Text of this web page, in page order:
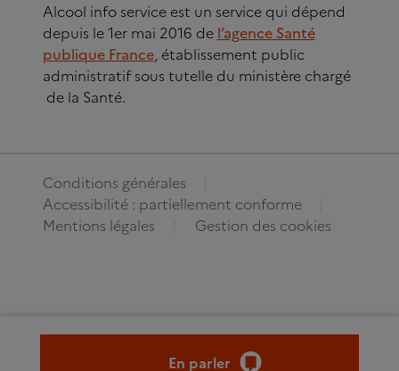
En parler
Alcool info service est un service qui dépend
depuis le 1er mai 2016 de l’agence Santé
publique France, établissement public
administratif sous tutelle du ministère chargé
de la Santé.
Conditions générales
Accessibilité : partiellement conforme
Mentions légales
Gestion des cookies